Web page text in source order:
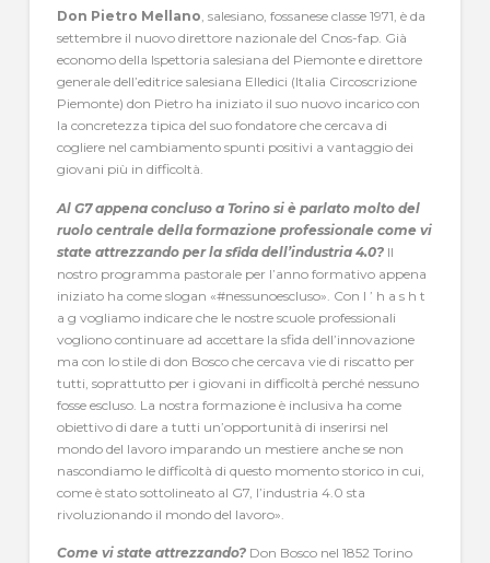
Don Pietro Mellano , salesiano, fossanese classe 1971, è da
settembre il nuovo direttore nazionale del Cnos-fap. Già
economo della Ispettoria salesiana del Piemonte e direttore
generale dell’editrice salesiana Elledici (Italia Circoscrizione
Piemonte) don Pietro ha iniziato il suo nuovo incarico con
la concretezza tipica del suo fondatore che cercava di
cogliere nel cambiamento spunti positivi a vantaggio dei
giovani più in difficoltà.
Al G7 appena concluso a Torino si è parlato molto del
ruolo centrale della formazione professionale come vi
state attrezzando per la sfida dell’industria 4.0? Il
nostro programma pastorale per l’anno formativo appena
iniziato ha come slogan «#nessunoescluso». Con l ’ h a s h t
a g vogliamo indicare che le nostre scuole professionali
vogliono continuare ad accettare la sfida dell’innovazione
ma con lo stile di don Bosco che cercava vie di riscatto per
tutti, soprattutto per i giovani in difficoltà perché nessuno
fosse escluso. La nostra formazione è inclusiva ha come
obiettivo di dare a tutti un’opportunità di inserirsi nel
mondo del lavoro imparando un mestiere anche se non
nascondiamo le difficoltà di questo momento storico in cui,
come è stato sottolineato al G7, l’industria 4.0 sta
rivoluzionando il mondo del lavoro».
Come vi state attrezzando? Don Bosco nel 1852 Torino